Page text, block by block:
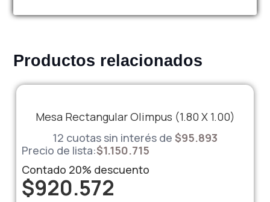
Productos relacionados
Mesa Rectangular Olimpus (1.80 X 1.00)
12 cuotas sin interés de $95.893
Precio de lista:$1.150.715
Contado 20% descuento
$920.572